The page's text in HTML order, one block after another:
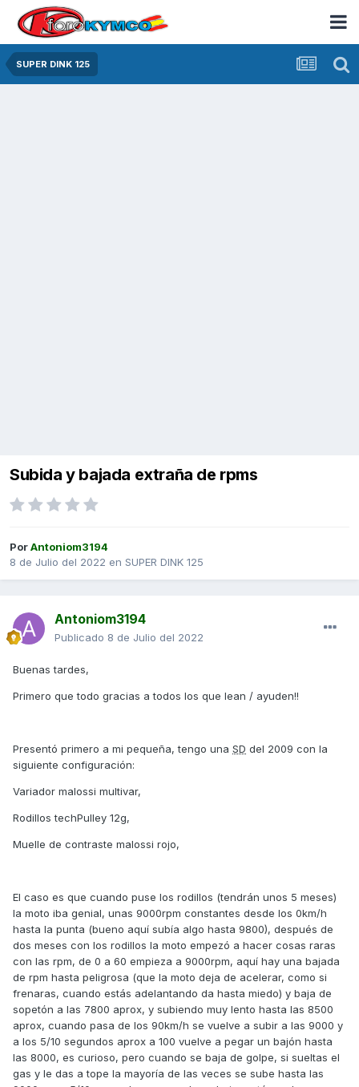
SUPER DINK 125
Subida y bajada extraña de rpms
PorAntoniom3194
8 de Julio del 2022 en SUPER DINK 125
Antoniom3194
Publicado 8 de Julio del 2022
Buenas tardes,
Primero que todo gracias a todos los que lean / ayuden!!
Presentó primero a mi pequeña, tengo una SD del 2009 con la
siguiente configuración:
Variador malossi multivar,
Rodillos techPulley 12g,
Muelle de contraste malossi rojo,
El caso es que cuando puse los rodillos (tendrán unos 5 meses)
la moto iba genial, unas 9000rpm constantes desde los 0km/h
hasta la punta (bueno aquí subía algo hasta 9800), después de
dos meses con los rodillos la moto empezó a hacer cosas raras
con las rpm, de 0 a 60 empieza a 9000rpm, aquí hay una bajada
de rpm hasta peligrosa (que la moto deja de acelerar, como si
frenaras, cuando estás adelantando da hasta miedo) y baja de
sopetón a las 7800 aprox, y subiendo muy lento hasta las 8500
aprox, cuando pasa de los 90km/h se vuelve a subir a las 9000 y
a los 5/10 segundos aprox a 100 vuelve a pegar un bajón hasta
las 8000, es curioso, pero cuando se baja de golpe, si sueltas el
gas y le das a tope la mayoría de las veces se sube hasta las